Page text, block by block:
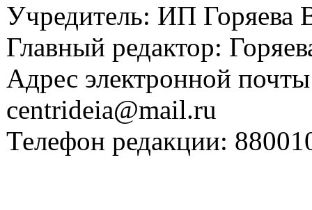
Учредитель: ИП Горяева
Главный редактор:
Адрес электронной
centrideia@mail.ru
Телефон редакции: